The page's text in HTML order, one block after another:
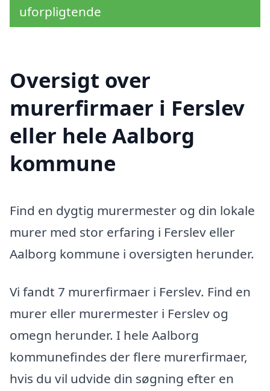
uforpligtende
Oversigt over
murerfirmaer i Ferslev
eller hele Aalborg
kommune
Find en dygtig murermester og din lokale
murer med stor erfaring i Ferslev eller
Aalborg kommune i oversigten herunder.
Vi fandt 7 murerfirmaer i Ferslev. Find en
murer eller murermester i Ferslev og
omegn herunder. I hele Aalborg
kommunefindes der flere murerfirmaer,
hvis du vil udvide din søgning efter en